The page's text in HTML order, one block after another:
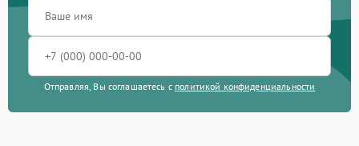
Отправляя, Вы соглашаетесь с политикой конфиденциальности